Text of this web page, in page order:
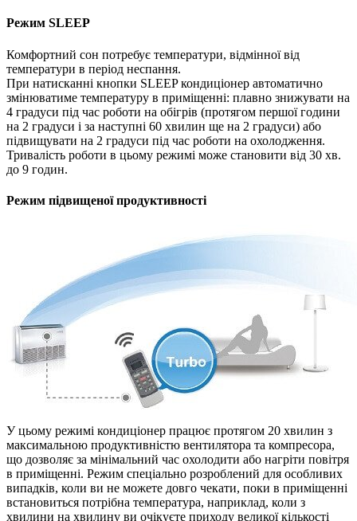
Режим SLEEP
Комфортний сон потребує температури, відмінної від
температури в період неспання.
При натисканні кнопки SLEEP кондиціонер автоматично
змінюватиме температуру в приміщенні: плавно знижувати на
4 градуси під час роботи на обігрів (протягом першої години
на 2 градуси і за наступні 60 хвилин ще на 2 градуси) або
підвищувати на 2 градуси під час роботи на охолодження.
Тривалість роботи в цьому режимі може становити від 30 хв.
до 9 годин.
Режим підвищеної продуктивності
У цьому режимі кондиціонер працює протягом 20 хвилин з
максимальною продуктивністю вентилятора та компресора,
що дозволяє за мінімальний час охолодити або нагріти повітря
в приміщенні. Режим спеціально розроблений для особливих
випадків, коли ви не можете довго чекати, поки в приміщенні
встановиться потрібна температура, наприклад, коли з
хвилини на хвилину ви очікуєте приходу великої кількості